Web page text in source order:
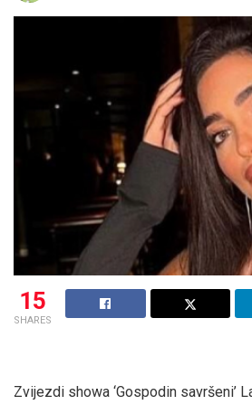
15
SHARES
Zvijezdi showa ‘Gospodin savršeni’